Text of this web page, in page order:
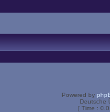
Powered by
Deutsche
[ Time :